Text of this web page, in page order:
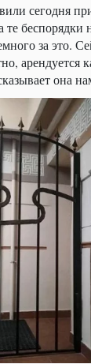
сегодня
беспорядки
за это.
арендуется
она